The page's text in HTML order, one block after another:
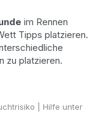
im Rennen
Tipps platzieren.
zu platzieren.
| Hilfe unter